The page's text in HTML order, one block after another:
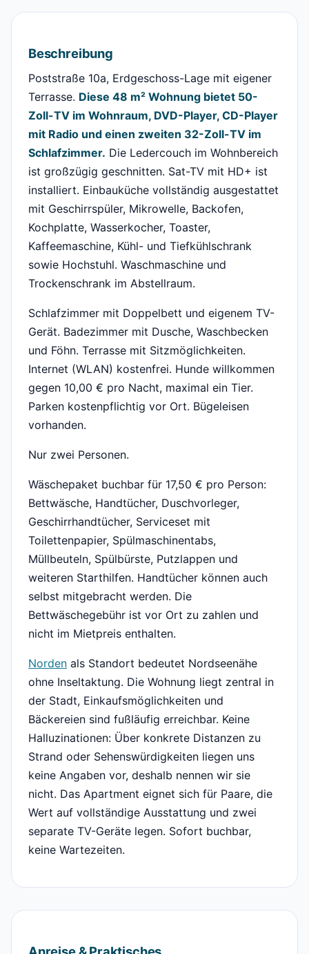
Beschreibung
Poststraße 10a, Erdgeschoss-Lage mit eigener
Terrasse. Diese 48 m² Wohnung bietet 50-
Zoll-TV im Wohnraum, DVD-Player, CD-Player
mit Radio und einen zweiten 32-Zoll-TV im
Schlafzimmer. Die Ledercouch im Wohnbereich
ist großzügig geschnitten. Sat-TV mit HD+ ist
installiert. Einbauküche vollständig ausgestattet
mit Geschirrspüler, Mikrowelle, Backofen,
Kochplatte, Wasserkocher, Toaster,
Kaffeemaschine, Kühl- und Tiefkühlschrank
sowie Hochstuhl. Waschmaschine und
Trockenschrank im Abstellraum.
Schlafzimmer mit Doppelbett und eigenem TV-
Gerät. Badezimmer mit Dusche, Waschbecken
und Föhn. Terrasse mit Sitzmöglichkeiten.
Internet (WLAN) kostenfrei. Hunde willkommen
gegen 10,00 € pro Nacht, maximal ein Tier.
Parken kostenpflichtig vor Ort. Bügeleisen
vorhanden.
Nur zwei Personen.
Wäschepaket buchbar für 17,50 € pro Person:
Bettwäsche, Handtücher, Duschvorleger,
Geschirrhandtücher, Serviceset mit
Toilettenpapier, Spülmaschinentabs,
Müllbeuteln, Spülbürste, Putzlappen und
weiteren Starthilfen. Handtücher können auch
selbst mitgebracht werden. Die
Bettwäschegebühr ist vor Ort zu zahlen und
nicht im Mietpreis enthalten.
Norden als Standort bedeutet Nordseenähe
ohne Inseltaktung. Die Wohnung liegt zentral in
der Stadt, Einkaufsmöglichkeiten und
Bäckereien sind fußläufig erreichbar. Keine
Halluzinationen: Über konkrete Distanzen zu
Strand oder Sehenswürdigkeiten liegen uns
keine Angaben vor, deshalb nennen wir sie
nicht. Das Apartment eignet sich für Paare, die
Wert auf vollständige Ausstattung und zwei
separate TV-Geräte legen. Sofort buchbar,
keine Wartezeiten.